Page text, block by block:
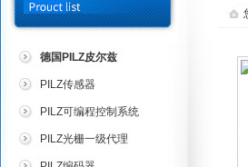
德国PILZ皮尔兹
PILZ传感器
PILZ可编程控制系统
PILZ光栅一级代理